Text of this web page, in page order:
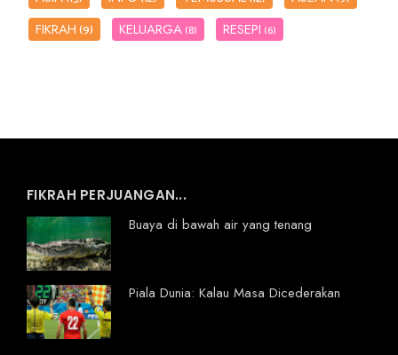
FIKRAH(9) KELUARGA (8) RESEPI (6)
FIKRAH PERJUANGAN...
Buaya di bawah air yang tenang
Piala Dunia: Kalau Masa Dicederakan